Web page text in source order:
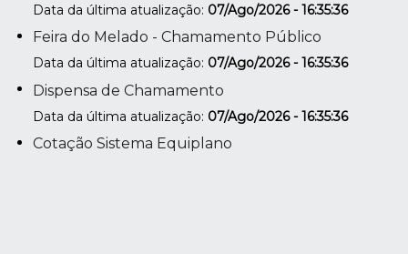
Data da última atualização: 07/Ago/2026 - 16:35:36
Feira do Melado - Chamamento Público
Data da última atualização: 07/Ago/2026 - 16:35:36
Dispensa de Chamamento
Data da última atualização: 07/Ago/2026 - 16:35:36
Cotação Sistema Equiplano